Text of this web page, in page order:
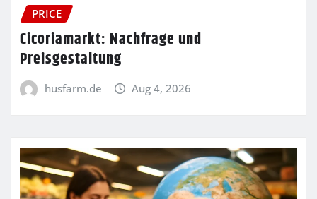
PRICE
Cicoriamarkt: Nachfrage und
Preisgestaltung
husfarm.de Aug 4, 2026